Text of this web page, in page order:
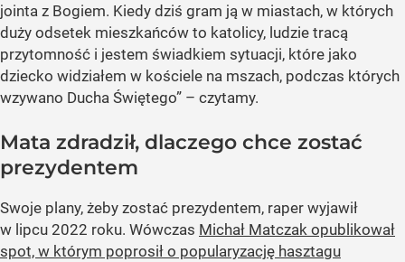
jointa z Bogiem. Kiedy dziś gram ją w miastach, w których
duży odsetek mieszkańców to katolicy, ludzie tracą
przytomność i jestem świadkiem sytuacji, które jako
dziecko widziałem w kościele na mszach, podczas których
wzywano Ducha Świętego” – czytamy.
Mata zdradził, dlaczego chce zostać
prezydentem
Swoje plany, żeby zostać prezydentem, raper wyjawił
w lipcu 2022 roku. Wówczas Michał Matczak opublikował
spot, w którym poprosił o popularyzację hasztagu